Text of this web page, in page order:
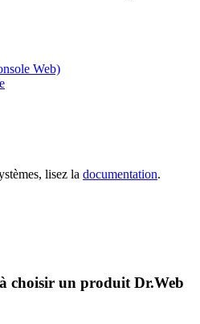
Web)
lisez la documentation.
choisir un produit Dr.Web